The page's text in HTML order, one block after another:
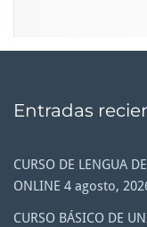
Entradas
CURSO DE LENGUA
ONLINE 4 agosto,
CURSO BÁSICO DE